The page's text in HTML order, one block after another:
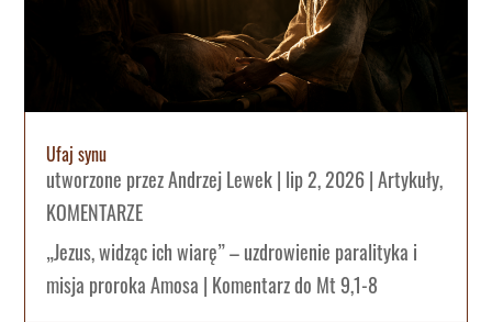
Ufaj synu
utworzone przezAndrzej Lewek| lip 2, 2026|Artykuły,
KOMENTARZE
„Jezus, widząc ich wiarę” – uzdrowienie paralityka i
misja proroka Amosa | Komentarz do Mt 9,1-8